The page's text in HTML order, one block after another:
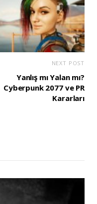
NEXT POST
Yanlış mı Yalan mı?
Cyberpunk 2077 ve PR
Kararları